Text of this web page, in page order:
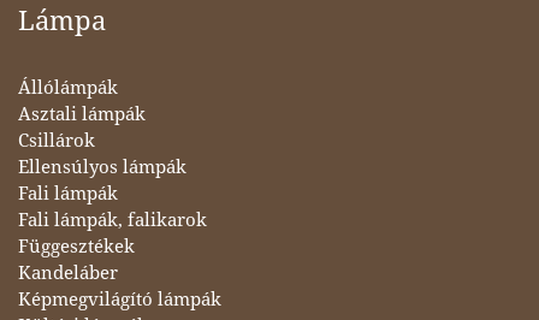
Lámpa
Állólámpák
Asztali lámpák
Csillárok
Ellensúlyos lámpák
Fali lámpák
Fali lámpák, falikarok
Függesztékek
Kandeláber
Képmegvilágító lámpák